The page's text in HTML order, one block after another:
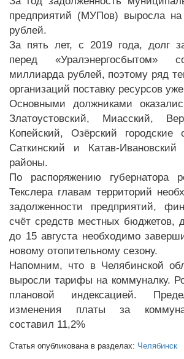
предприятий (МУПов) выросла
рублей.
За пять лет, с 2019 года, долг
перед «Уралэнергосбытом»
миллиарда рублей, поэтому ряд
организаций поставку ресурсов
Основными должниками
Златоустовский, Миасский,
Копейский, Озёрский городские
Саткинский и Катав-Ивановский
районы.
По распоряжению губернатора
Текслера главам территорий
задолженности предприятий,
счёт средств местных бюджетов,
до 15 августа необходимо
новому отопительному сезону.
Напомним, что в Челябинской
выросли тарифы на коммуналку.
плановой индексацией.
изменения платы за
составил 11,2%
Статья опубликована в разделах: Челябинск